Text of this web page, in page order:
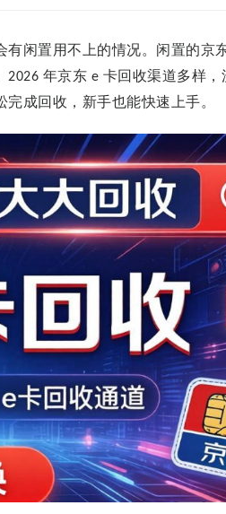
有闲置用不上的情况。闲置的京
2026 年京东 e 卡回收渠道多样，
成回收，新手也能快速上手。